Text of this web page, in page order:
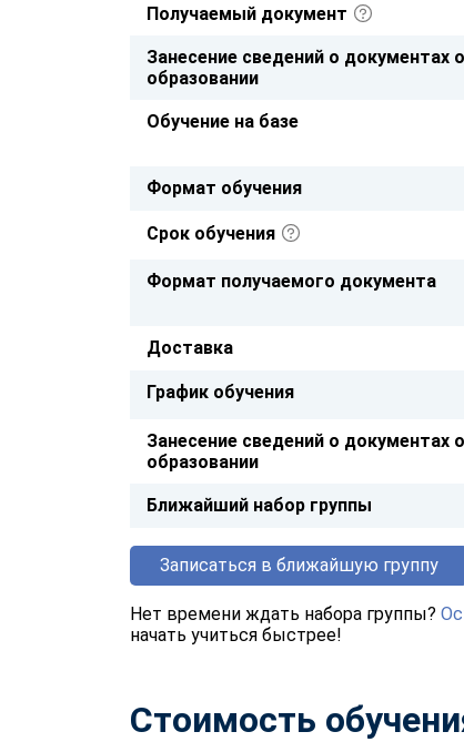
Получаемый документ
Занесение сведений о документах
образовании
Обучение на базе
Формат обучения
Срок обучения
Формат получаемого документа
Доставка
График обучения
Занесение сведений о документах
образовании
Ближайший набор группы
Записаться в ближайшую группу
Нет времени ждать набора группы?
начать учиться быстрее!
Стоимость